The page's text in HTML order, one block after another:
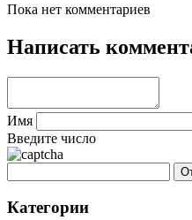
Пока нет комментариев
Написать
Имя
Введите число
Категории